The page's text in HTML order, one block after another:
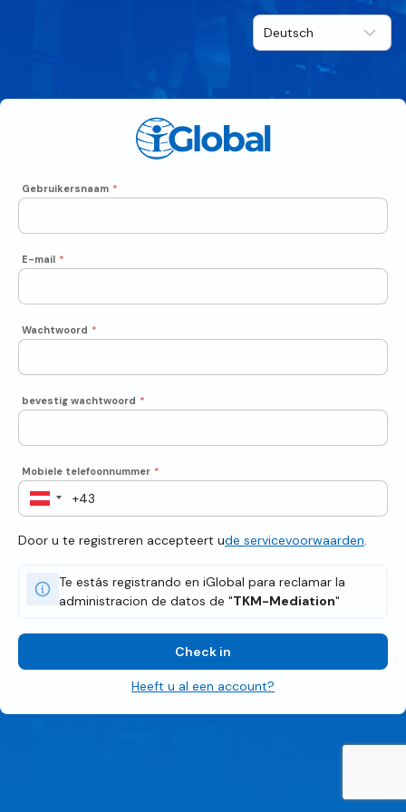
Gebruikersnaam *
E-mail *
Wachtwoord *
bevestig wachtwoord *
Mobiele telefoonnummer *
Door u te registreren accepteert ude servicevoorwaarden
Te estás registrando en iGlobal para reclamar la
administracion de datos de "TKM-Mediation"
Check in
Heeft u al een account?